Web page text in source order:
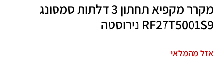
מקרר מקפיא תחתון 3 דלתות סמסונג
RF27T5001S9 נירוסטה
אזל מהמלאי